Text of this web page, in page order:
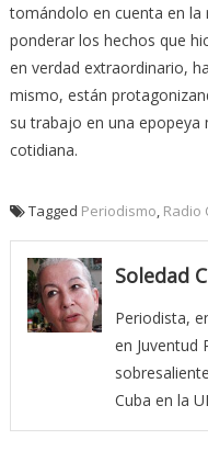
tomándolo en cuenta en la
ponderar los hechos que
en verdad extraordinario,
mismo, están
su trabajo en una epopeya
cotidiana.
Tagged Periodismo, Radio
Soledad
Periodista,
en Juventud
Cuba en la